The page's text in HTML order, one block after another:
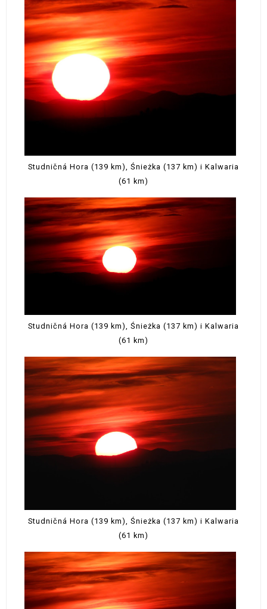
Studničná Hora (139 km), Śnieżka (137 km) i Kalwaria
(61 km)
Studničná Hora (139 km), Śnieżka (137 km) i Kalwaria
(61 km)
Studničná Hora (139 km), Śnieżka (137 km) i Kalwaria
(61 km)